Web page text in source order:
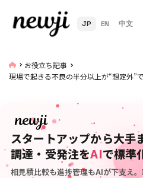
JP EN 中文
お役立ち記事
現場で起きる不良の半分以上が“想定外”
スタートアップから大手
調達・受発注をAIで標準
相見積比較も進捗管理もAIが下支え。